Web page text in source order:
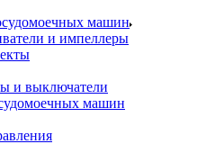
машин
и импеллеры
и выключатели
машин